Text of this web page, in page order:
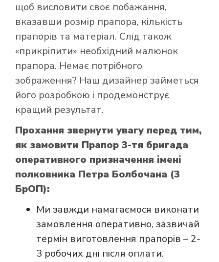
щоб висловити своє побажання,
вказавши розмір прапора, кількість
прапорів та матеріал. Слід також
«прикріпити» необхідний малюнок
прапора. Немає потрібного
зображення? Наш дизайнер займеться
його розробкою і продемонструє
кращий результат.
Прохання звернути увагу перед тим,
як замовити Прапор 3-тя бригада
оперативного призначення імені
полковника Петра Болбочана (3
БрОП):
Ми завжди намагаємося виконати
замовлення оперативно, зазвичай
термін виготовлення прапорів – 2-
3 робочих дні після оплати.